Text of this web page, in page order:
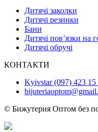
Дитячі заколки
Дитячі резинки
Бани
Дитячі пов’язки на
Дитячі обручі
КОНТАКТИ
Kyivstar (097) 423 15
© Бижутерия Оптом без